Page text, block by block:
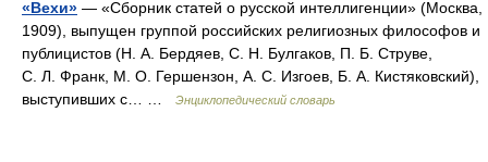
«Вехи» — «Сборник статей о русской интеллигенции» (Москва,
1909), выпущен группой российских религиозных философов и
публицистов (Н. А. Бердяев, С. Н. Булгаков, П. Б. Струве,
С. Л. Франк, М. О. Гершензон, А. С. Изгоев, Б. А. Кистяковский),
выступивших с… …
Энциклопедический словарь